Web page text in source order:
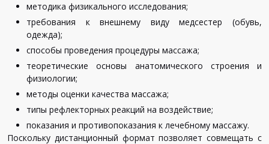
методика физикального исследования;
требования к внешнему виду медсестер (обувь,
одежда);
способы проведения процедуры массажа;
теоретические основы анатомического строения и
физиологии;
методы оценки качества массажа;
типы рефлекторных реакций на воздействие;
показания и противопоказания к лечебному массажу.
Поскольку дистанционный формат позволяет совмещать с